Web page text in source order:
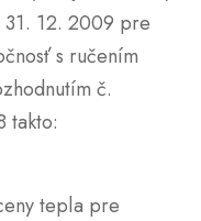
12. 2009 pre
s ručením
č.
takto:
tepla pre